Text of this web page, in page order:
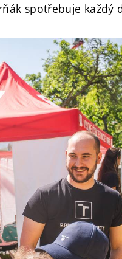
spotřebuje každý